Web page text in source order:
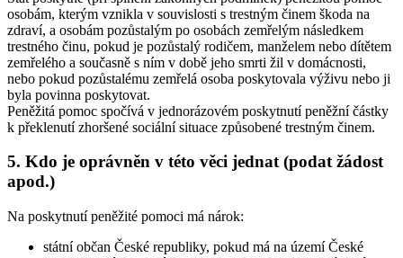
osobám, kterým vznikla v souvislosti s trestným činem škoda na
zdraví, a osobám pozůstalým po osobách zemřelým následkem
trestného činu, pokud je pozůstalý rodičem, manželem nebo dítětem
zemřelého a současně s ním v době jeho smrti žil v domácnosti,
nebo pokud pozůstalému zemřelá osoba poskytovala výživu nebo ji
byla povinna poskytovat.
Peněžitá pomoc spočívá v jednorázovém poskytnutí peněžní částky
k překlenutí zhoršené sociální situace způsobené trestným činem.
5. Kdo je oprávněn v této věci jednat (podat žádost
apod.)
Na poskytnutí peněžité pomoci má nárok:
státní občan České republiky, pokud má na území České